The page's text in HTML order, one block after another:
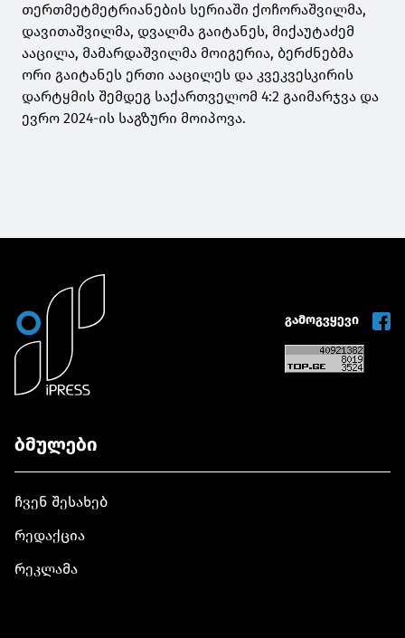
თერთმეტმეტრიანების სერიაში ქოჩორაშვილმა,
დავითაშვილმა, დვალმა გაიტანეს, მიქაუტაძემ
ააცილა, მამარდაშვილმა მოიგერია, ბერძნებმა
ორი გაიტანეს ერთი ააცილეს და კვეკვესკირის
დარტყმის შემდეგ საქართველომ 4:2 გაიმარჯვა და
ევრო 2024-ის საგზური მოიპოვა.
გამოგვყევი
ბმულები
ჩვენ შესახებ
რედაქცია
რეკლამა